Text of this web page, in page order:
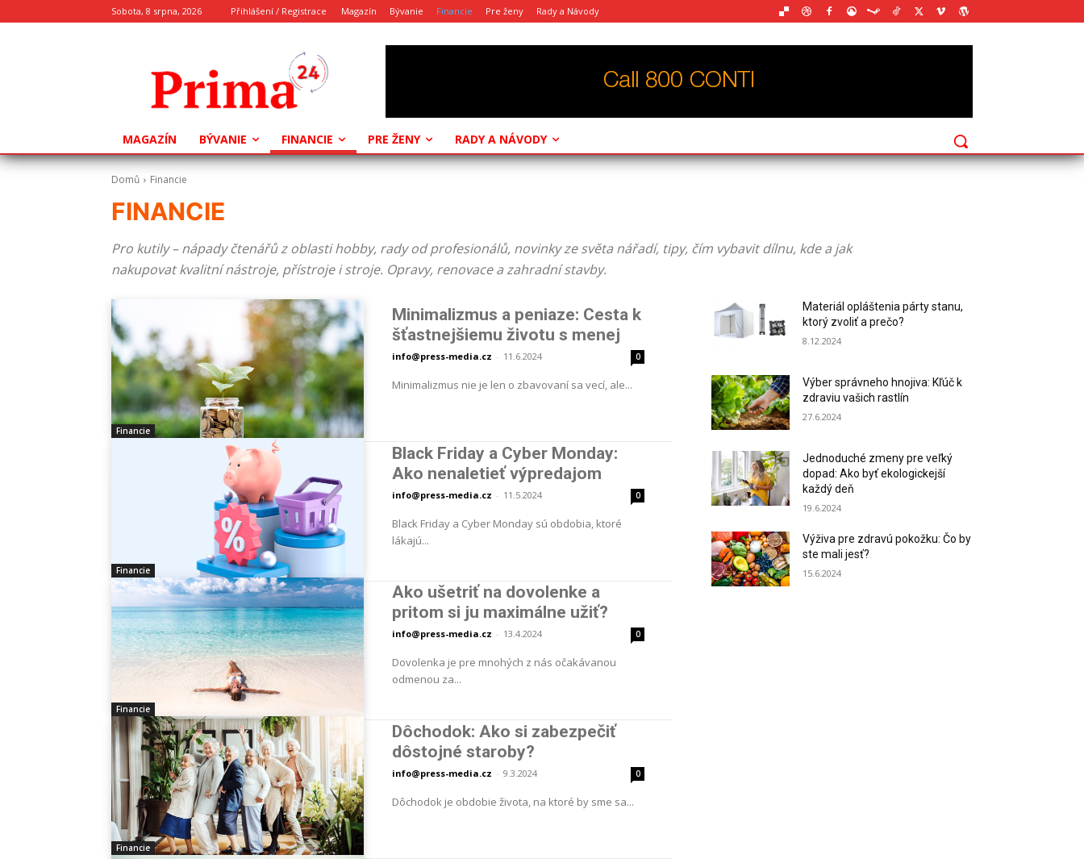
Sobota, 8 srpna, 2026 Přihlášení / Registrace Magazín Bývanie Financie Pre ženy Rady a Návody
MAGAZÍN BÝVANIE FINANCIE PRE ŽENY RADY A NÁVODY
Domů Financie
FINANCIE
Pro kutily – nápady čtenářů z oblasti hobby, rady od profesionálů, novinky ze světa nářadí, tipy, čím vybavit dílnu, kde a jak
nakupovat kvalitní nástroje, přístroje i stroje. Opravy, renovace a zahradní stavby.
Financie
Minimalizmus a peniaze: Cesta k
šťastnejšiemu životu s menej
info@press-media.cz - 11.6.2024 0
Minimalizmus nie je len o zbavovaní sa vecí, ale...
Financie
Black Friday a Cyber Monday:
Ako nenaletieť výpredajom
info@press-media.cz - 11.5.2024 0
Black Friday a Cyber Monday sú obdobia, ktoré
lákajú...
Financie
Ako ušetriť na dovolenke a
pritom si ju maximálne užiť?
info@press-media.cz - 13.4.2024 0
Dovolenka je pre mnohých z nás očakávanou
odmenou za...
Financie
Dôchodok: Ako si zabezpečiť
dôstojné staroby?
info@press-media.cz - 9.3.2024 0
Dôchodok je obdobie života, na ktoré by sme sa...
Materiál opláštenia párty stanu,
ktorý zvoliť a prečo?
8.12.2024
Výber správneho hnojiva: Kľúč k
zdraviu vašich rastlín
27.6.2024
Jednoduché zmeny pre veľký
dopad: Ako byť ekologickejší
každý deň
19.6.2024
Výživa pre zdravú pokožku: Čo by
ste mali jesť?
15.6.2024